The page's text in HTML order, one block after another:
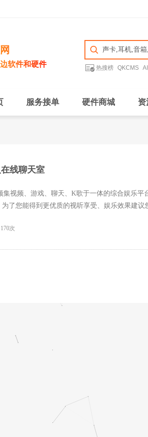
软件和硬件  热搜榜 QKCMS
服务接单 硬件商城 资
在线聊天室
集视频、游戏、聊天、K歌于一体的综合娱乐平
为了您能得到更优质的视听享受、娱乐效果建议
次